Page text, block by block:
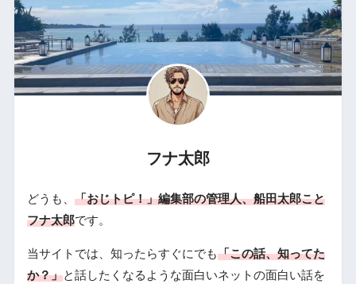
フナ太郎
どうも、 「おじトピ！」編集部の管理人、船田太郎こと
フナ太郎です。
当サイトでは、知ったらすぐにでも「この話、知ってた
か？」と話したくなるような面白いネットの面白い話を